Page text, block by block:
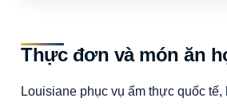
Thực đơn và món ăn
Louisiane phục vụ ẩm thực quốc tế,